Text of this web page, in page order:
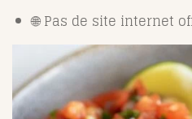
🌐 Pas de site internet